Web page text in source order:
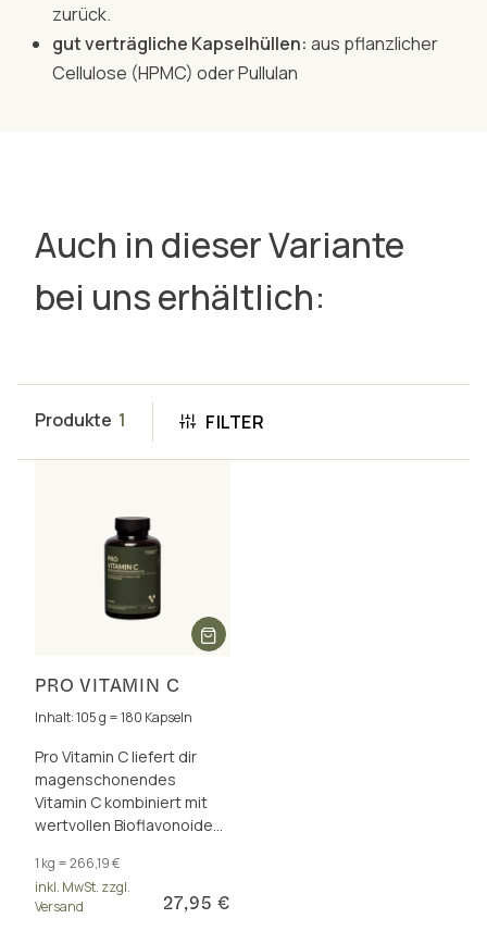
zurück.
gut verträgliche Kapselhüllen: aus pflanzlicher
Cellulose (HPMC) oder Pullulan
Auch in dieser Variante
bei uns erhältlich:
Produkte 1 FILTER
PRO VITAMIN C
Inhalt: 105 g = 180 Kapseln
Pro Vitamin C liefert dir
magenschonendes
Vitamin C kombiniert mit
wertvollen Bioflavonoiden
Basisversorgung.
1 kg = 266,19 €
inkl. MwSt. zzgl.
Versand
27,95 €